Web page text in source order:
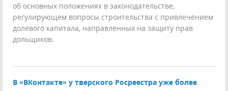
об основных положениях в законодательстве,
регулирующем вопросы строительства с привлечением
долевого капитала, направленных на защиту прав
дольщиков.
В «ВКонтакте» у тверского Росреестра уже более